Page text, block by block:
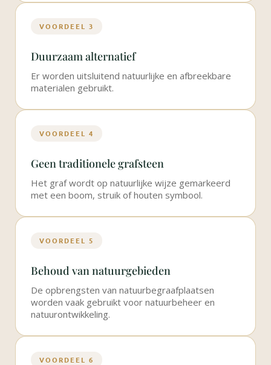
VOORDEEL 3
Duurzaam alternatief
Er worden uitsluitend natuurlijke en afbreekbare
materialen gebruikt.
VOORDEEL 4
Geen traditionele grafsteen
Het graf wordt op natuurlijke wijze gemarkeerd
met een boom, struik of houten symbool.
VOORDEEL 5
Behoud van natuurgebieden
De opbrengsten van natuurbegraafplaatsen
worden vaak gebruikt voor natuurbeheer en
natuurontwikkeling.
VOORDEEL 6